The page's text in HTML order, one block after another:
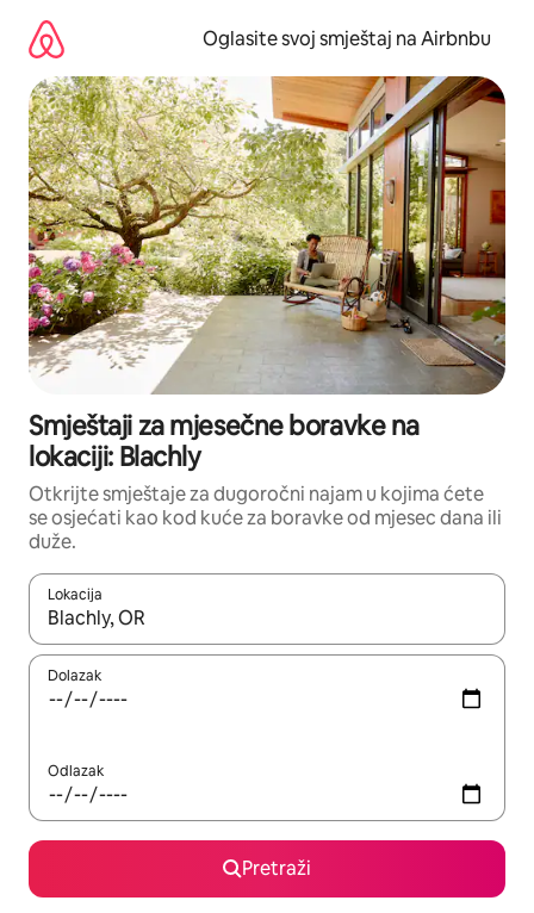
sadržaj
Oglasite svoj smještaj na Airbnbu
Smještaji za mjesečne boravke na
lokaciji: Blachly
Otkrijte smještaje za dugoročni najam u kojima ćete
se osjećati kao kod kuće za boravke od mjesec dana ili
duže.
Lokacija
Kad rezultati budu dostupni, krećite se gore i dolje pomoću
Dolazak
Odlazak
Pretraži